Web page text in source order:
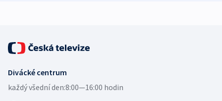
Divácké centrum
každý všední den:8:00—16:00 hodin